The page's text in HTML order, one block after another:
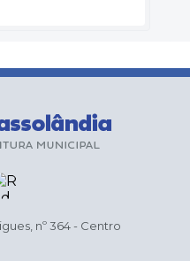
nº 364 - Centro